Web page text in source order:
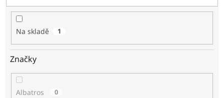
Na skladě 1
Značky
Albatros 0